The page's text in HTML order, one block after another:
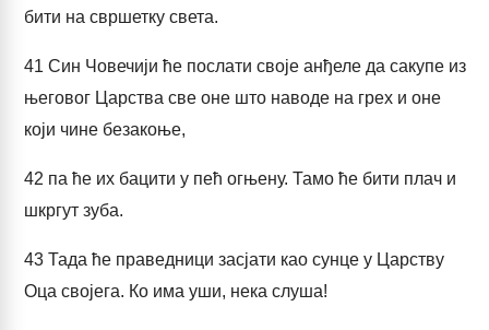
бити на свршетку света.
41 Син Човечији ће послати своје анђеле да сакупе из
његовог Царства све оне што наводе на грех и оне
који чине безакоње,
42 па ће их бацити у пећ огњену. Тамо ће бити плач и
шкргут зуба.
43 Тада ће праведници засјати као сунце у Царству
Оца својега. Ко има уши, нека слуша!